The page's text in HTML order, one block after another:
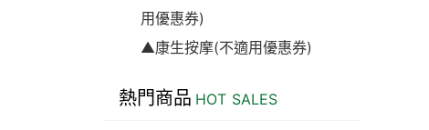
用優惠券)
▲康生按摩(不適用優惠券)
熱門商品 HOT SALES